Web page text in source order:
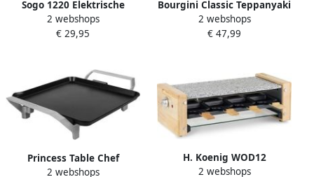
Sogo 1220 Elektrische
grillplaat 2000 Watt
2 webshops
€ 29,95
Bourgini Classic Teppanyaki
bakplaat Bak- en Grill
apparaat Large 26cm x
2 webshops
€ 47,99
Princess Table Chef
Compact 103090 Grill &
2 webshops
H. Koenig WOD12
Gourmetset Steengrill
2 webshops